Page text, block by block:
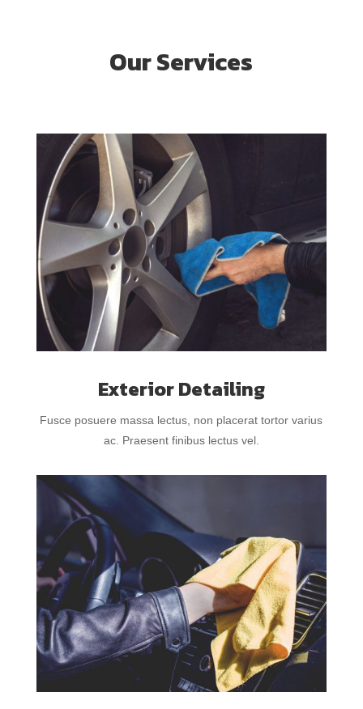
Our Services
Exterior Detailing
Fusce posuere massa lectus, non placerat tortor varius
ac. Praesent finibus lectus vel.